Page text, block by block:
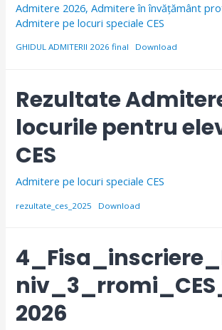
Admitere 2026,Admitere în învățământ
Admitere pe locuri speciale CES
GHIDUL ADMITERII 2026 final Download
Rezultate
locurile pentru
CES
Admitere pe locuri speciale CES
rezultate_ces_2025 Download
2026